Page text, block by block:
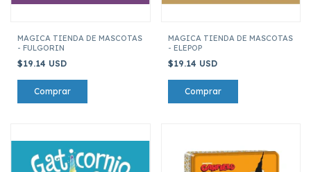
MAGICA TIENDA DE MASCOTAS
- FULGORIN
$19.14 USD
MAGICA TIENDA DE MASCOTAS
- ELEPOP
$19.14 USD